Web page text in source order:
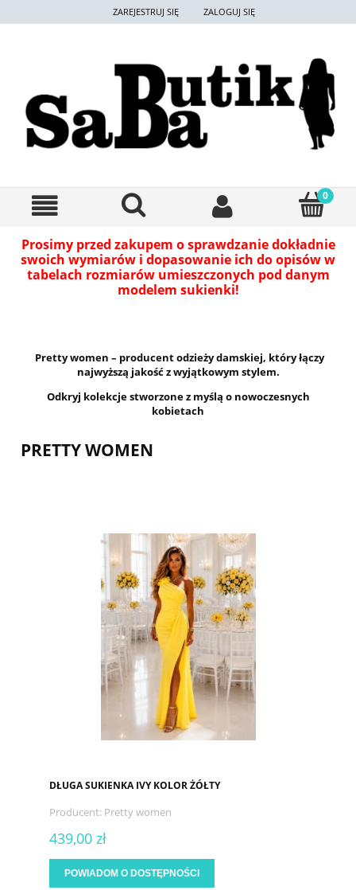
ZAREJESTRUJ SIĘ ZALOGUJ SIĘ
Prosimy przed zakupem o sprawdzanie dokładnie
swoich wymiarów i dopasowanie ich do opisów w
tabelach rozmiarów umieszczonych pod danym
modelem sukienki!
Pretty women – producent odzieży damskiej, który łączy
najwyższą jakość z wyjątkowym stylem.
Odkryj kolekcje stworzone z myślą o nowoczesnych
kobietach
PRETTY WOMEN
DŁUGA SUKIENKA IVY KOLOR ŻÓŁTY
Producent: Pretty women
439,00 zł
POWIADOM O DOSTĘPNOŚCI